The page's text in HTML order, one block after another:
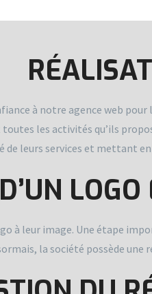
à notre agence web
toutes les activités qu’ils
leurs services et mettant en
à leur image. Une étape
la société possède